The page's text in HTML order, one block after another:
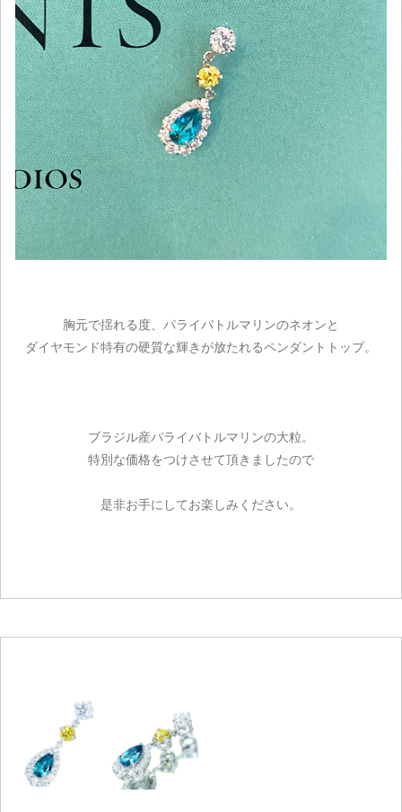
胸元で揺れる度、パライバトルマリンのネオンと
ダイヤモンド特有の硬質な輝きが放たれるペンダントトップ。
ブラジル産パライバトルマリンの大粒。
特別な価格をつけさせて頂きましたので
是非お手にしてお楽しみください。
お買い物を続ける